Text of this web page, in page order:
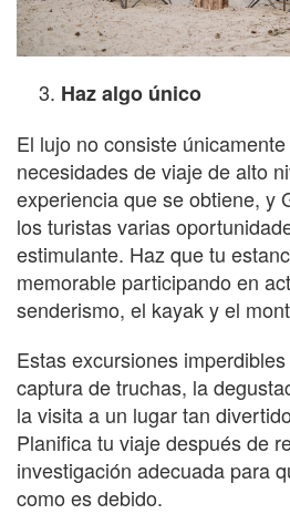
Haz algo único
El lujo no consiste
necesidades de viaje de alto
experiencia que se obtiene, y
los turistas varias
estimulante. Haz que tu
memorable participando en
senderismo, el kayak y el
Estas excursiones
captura de truchas, la
la visita a un lugar tan
Planifica tu viaje después de
investigación adecuada para
como es debido.